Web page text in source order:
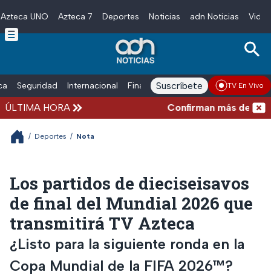
Skip to main content
Azteca UNO Azteca 7 Deportes Noticias adn Noticias
Seguridad Internacional Finanzas adn Noticias Radio
Suscríbete TV En Vivo
ÚLTIMA HORA Confirman más de 100
/ Deportes / Nota
Los partidos de dieciseisavos
de final del Mundial 2026 que
transmitirá TV Azteca
¿Listo para la siguiente ronda en la
Copa Mundial de la FIFA 2026™?